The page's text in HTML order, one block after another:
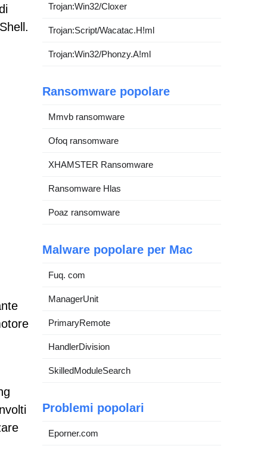
Trojan:Win32/Cloxer
Trojan:Script/Wacatac.H!ml
Trojan:Win32/Phonzy.A!ml
Ransomware popolare
Mmvb ransomware
Ofoq ransomware
XHAMSTER Ransomware
Ransomware Hlas
Poaz ransomware
Malware popolare per Mac
Fuq. com
ManagerUnit
PrimaryRemote
HandlerDivision
SkilledModuleSearch
Problemi popolari
Eporner.com